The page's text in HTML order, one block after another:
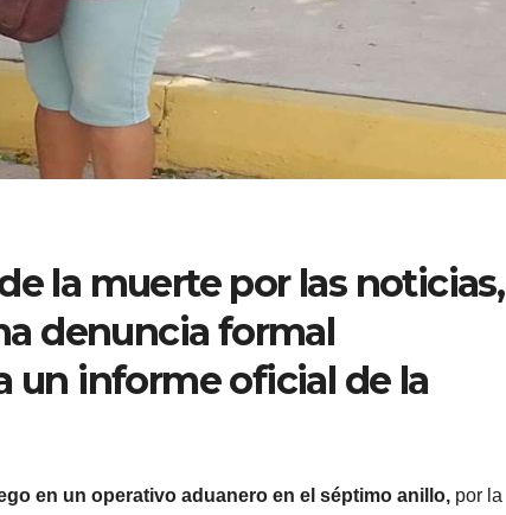
la muerte por las noticias,
denuncia formal
un informe oficial de la
en un operativo aduanero en el séptimo anillo, por la